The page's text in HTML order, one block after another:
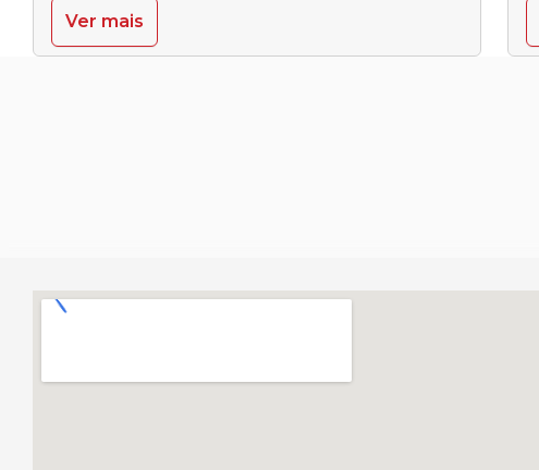
Ver mais